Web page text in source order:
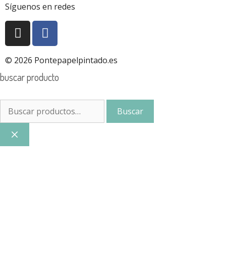
Síguenos en redes
© 2026 Pontepapelpintado.es
buscar producto
Buscar